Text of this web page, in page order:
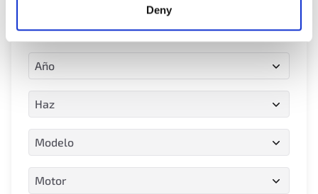
Deny
Placa de matrícula
Año
Año
Haz
Haz
Modelo
Modelo
Motor
Motor